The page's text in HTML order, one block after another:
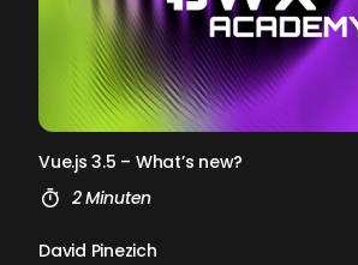
Vue.js 3.5 – What’s new?
2 Minuten
David Pinezich